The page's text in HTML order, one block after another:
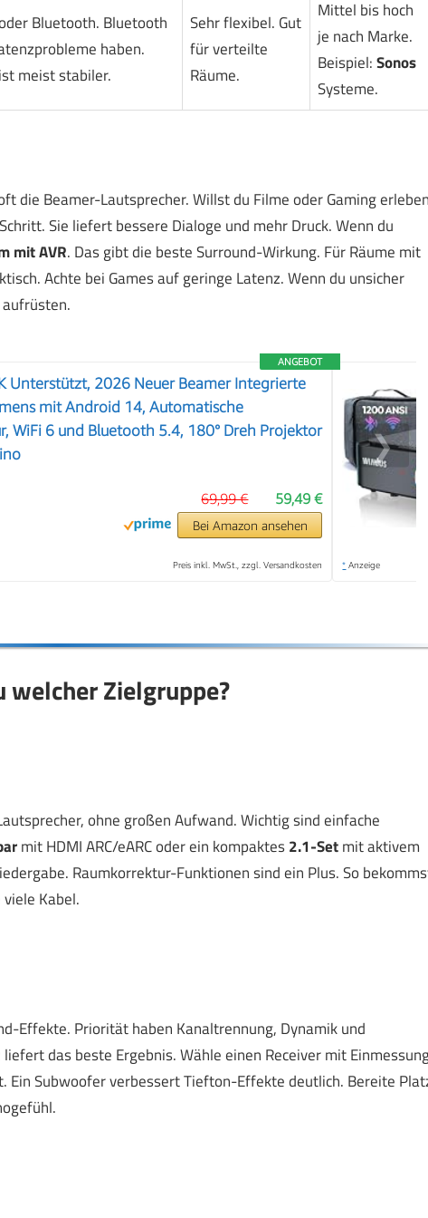
Bluetooth. Bluetooth
haben.
meist stabiler.
Sehr flexibel. Gut
für verteilte
Räume.
Mittel bis hoch
je nach Marke.
Beispiel:Sonos
Systeme.
die Beamer-Lautsprecher. Willst du Filme oder Gaming
Sie liefert bessere Dialoge und mehr Druck. Wenn du
mit AVR. Das gibt die beste Surround-Wirkung. Für Räume mit
Achte bei Games auf geringe Latenz. Wenn du unsicher
ANGEBOT
Unterstützt, 2026 Neuer Beamer Integrierte
mit Android 14, Automatische
WiFi 6 und Bluetooth 5.4, 180° Dreh Projektor
59,49 €
69,99 €
Bei Amazon ansehen
Preis inkl. MwSt., zzgl. Versandkosten * Anzeige
❯
welcher Zielgruppe?
ohne großen Aufwand. Wichtig sind einfache
mit HDMI ARC/eARC oder ein kompaktes2.1-Setmit aktivem
Raumkorrektur-Funktionen sind ein Plus. So
Kabel.
Effekte. Priorität haben Kanaltrennung, Dynamik und
liefert das beste Ergebnis. Wähle einen Receiver mit
Ein Subwoofer verbessert Tiefton-Effekte deutlich. Bereite